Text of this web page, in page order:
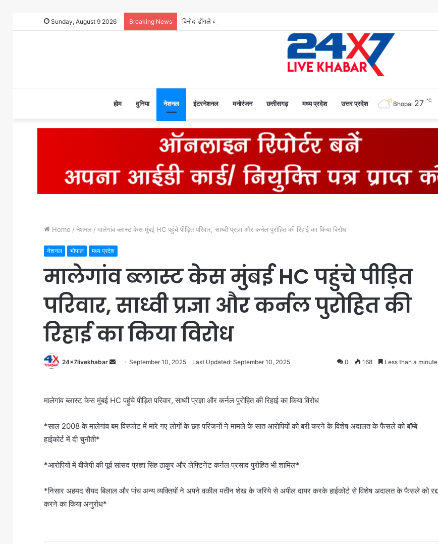
Sunday, August 9 2026 Breaking News
होम दुनिया नेशनल इंटरनेशनल मनोरंजन छत्तीसगढ़ मध्य प्रदेश उत्तर प्रदेश Bhopal 27 ℃
Home / नेशनल / मालेगांव ब्लास्ट केस मुंबई HC पहुंचे पीड़ित परिवार, साध्वी प्रज्ञा और कर्नल पुरोहित की रिहाई का किया विरोध
नेशनल भोपाल मध्य प्रदेश
मालेगांव ब्लास्ट केस मुंबई HC पहुंचे पीड़ित
परिवार, साध्वी प्रज्ञा और कर्नल पुरोहित की
रिहाई का किया विरोध
24x7livekhabar
SendSeptember 10, 2025 Last Updated: September 10, 2025 0 168 Less than a minute
मालेगांव ब्लास्ट केस मुंबई HC पहुंचे पीड़ित परिवार, साध्वी प्रज्ञा और कर्नल पुरोहित की रिहाई का किया विरोध
*साल 2008 के मालेगांव बम विस्फोट में मारे गए लोगों के छह परिजनों ने मामले के सात आरोपियों को बरी करने के विशेष अदालत के फैसले को बॉम्बे
हाईकोर्ट में दी चुनौती*
*आरोपियों में बीजेपी की पूर्व सांसद प्रज्ञा सिंह ठाकुर और लेफ्टिनेंट कर्नल प्रसाद पुरोहित भी शामिल*
*निसार अहमद सैयद बिलाल और पांच अन्य व्यक्तियों ने अपने वकील मतीन शेख के जरिये से अपील दायर करके हाईकोर्ट से विशेष अदालत के फैसले को रद्द
करने का किया अनुरोध*